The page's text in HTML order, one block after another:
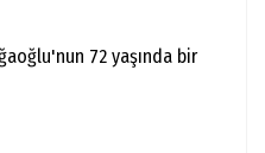
72 yaşında bir